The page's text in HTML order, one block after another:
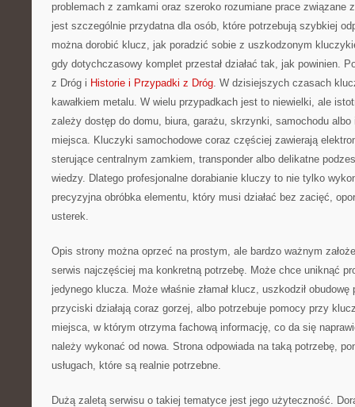
problemach z zamkami oraz szeroko rozumiane prace związane
jest szczególnie przydatna dla osób, które potrzebują szybkiej
można dorobić klucz, jak poradzić sobie z uszkodzonym
gdy dotychczasowy komplet przestał działać tak, jak powinien.
z Dróg i Historie i Przypadki z Dróg. W dzisiejszych czasach
kawałkiem metalu. W wielu przypadkach jest to niewielki, ale
zależy dostęp do domu, biura, garażu, skrzynki, samochodu albo
miejsca. Kluczyki samochodowe coraz częściej zawierają
sterujące centralnym zamkiem, transponder albo delikatne
wiedzy. Dlatego profesjonalne dorabianie kluczy to nie tylko
precyzyjna obróbka elementu, który musi działać bez zacięć,
usterek.
Opis strony można oprzeć na prostym, ale bardzo ważnym
serwis najczęściej ma konkretną potrzebę. Może chce uniknąć
jedynego klucza. Może właśnie złamał klucz, uszkodził obudowę
przyciski działają coraz gorzej, albo potrzebuje pomocy przy
miejsca, w którym otrzyma fachową informację, co da się
należy wykonać od nowa. Strona odpowiada na taką potrzebę,
usługach, które są realnie potrzebne.
Dużą zaletą serwisu o takiej tematyce jest jego użyteczność.